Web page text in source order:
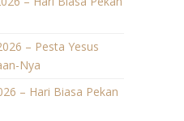
– Pesta Yesus
Nya
– Hari Biasa Pekan